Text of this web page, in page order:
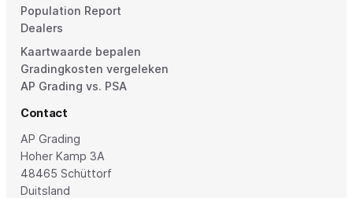
Population Report
Dealers
Kaartwaarde bepalen
Gradingkosten vergeleken
AP Grading vs. PSA
Contact
AP Grading
Hoher Kamp 3A
48465 Schüttorf
Duitsland